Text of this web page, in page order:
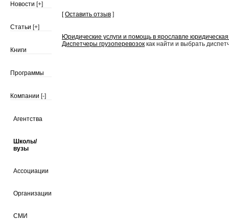
Новости [+]
Статьи [+]
Книги
Программы
Компании [-]
Агентства
Школы/
вузы
Ассоциации
Организации
СМИ
[Оставить отзыв ]
Юридические услуги и помощь в ярославле
Диспетчеры грузоперевозок как найти и выбрать